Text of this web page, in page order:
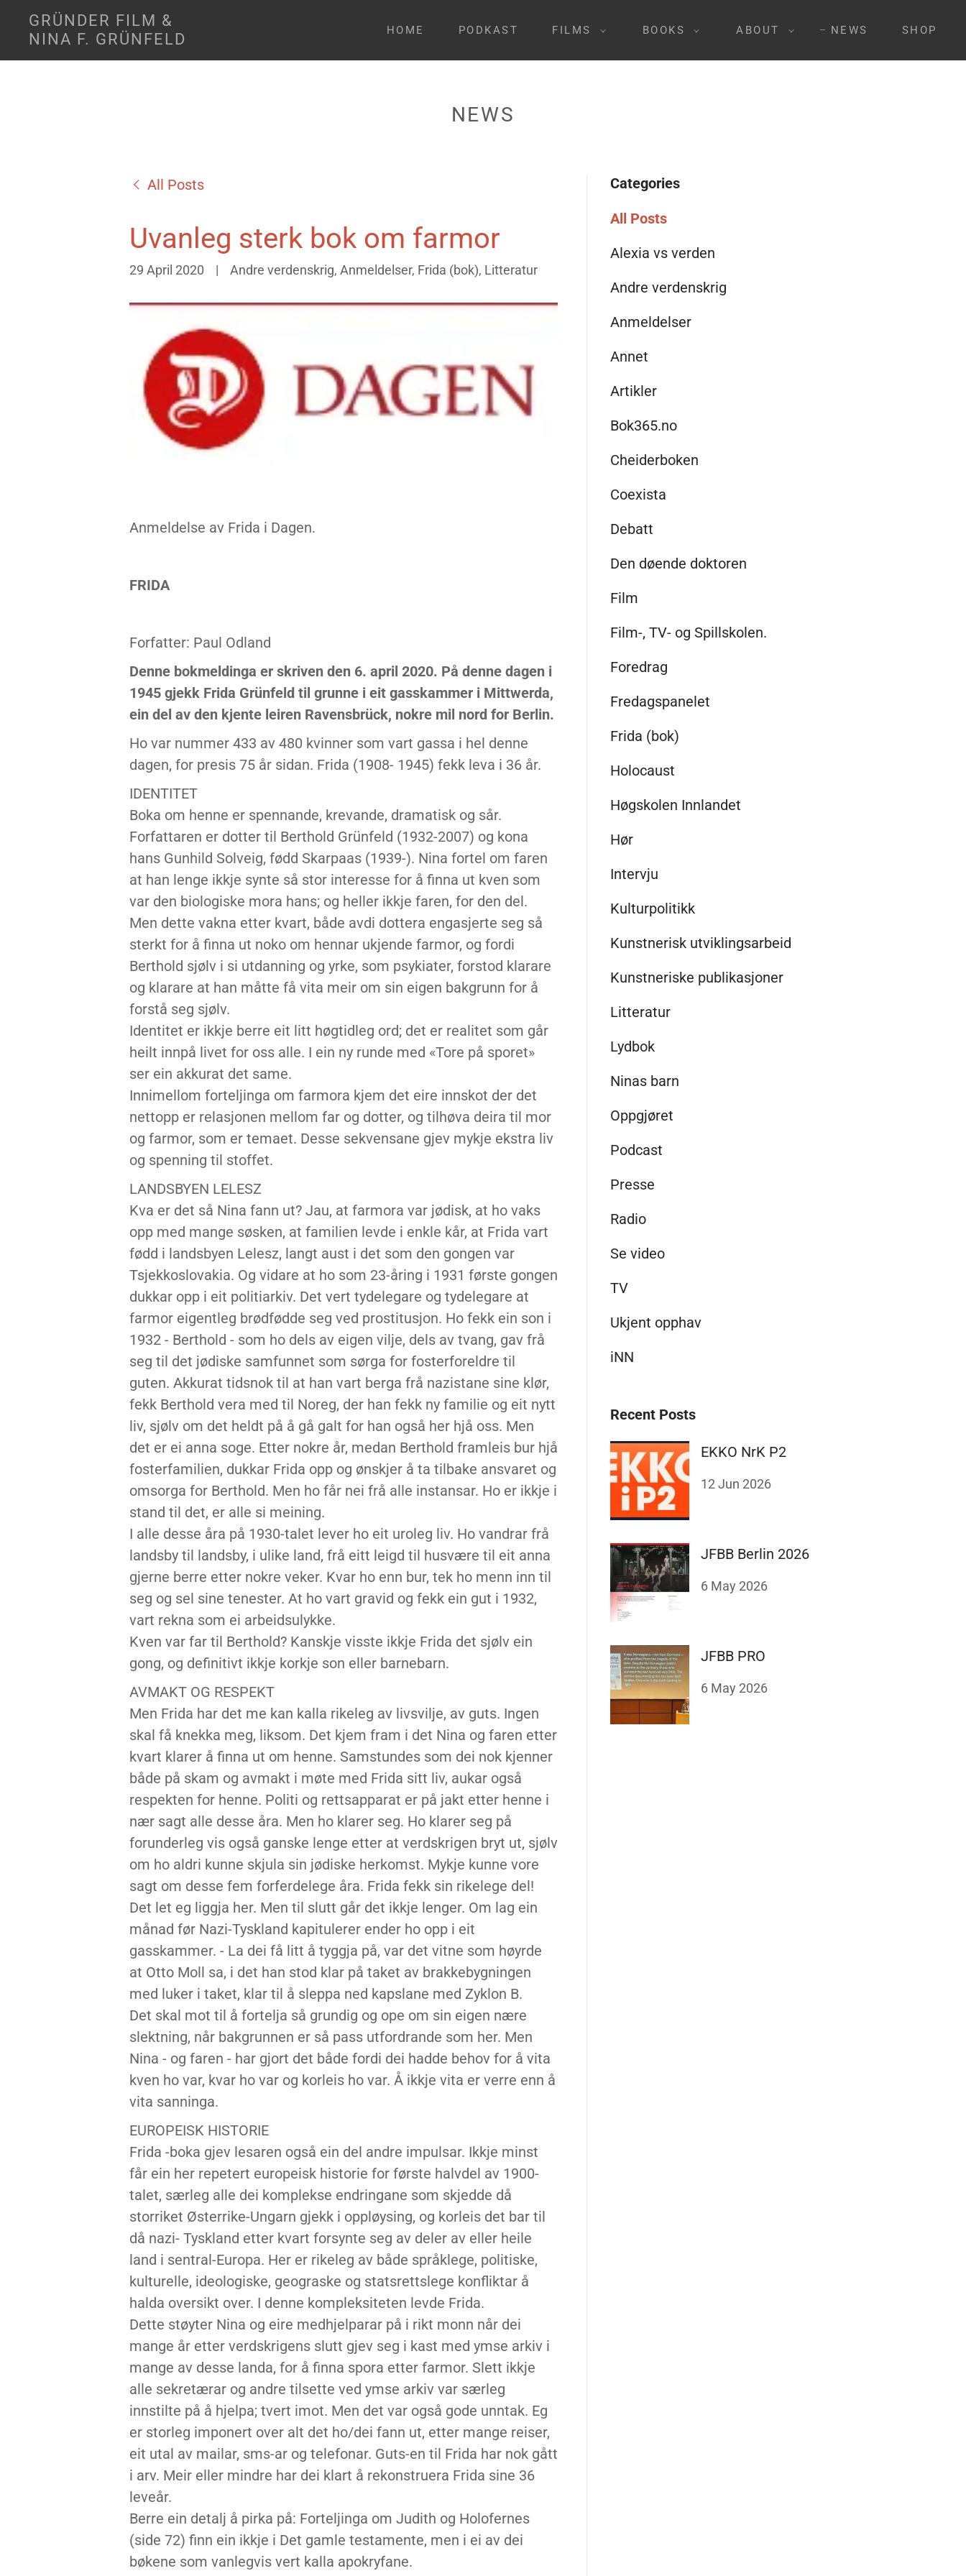
GRÜNDER FILM &
NINA F. GRÜNFELD
HOME PODKAST FILMS BOOKS ABOUT NEWS SHOP
NEWS
All Posts
Uvanleg sterk bok om farmor
29 April 2020 | Andre verdenskrig, Anmeldelser, Frida (bok), Litteratur
Anmeldelse av Frida i Dagen.
FRIDA
Forfatter: Paul Odland
Denne bokmeldinga er skriven den 6. april 2020. På denne dagen i
1945 gjekk Frida Grünfeld til grunne i eit gasskammer i Mittwerda,
ein del av den kjente leiren Ravensbrück, nokre mil nord for Berlin.
Ho var nummer 433 av 480 kvinner som vart gassa i hel denne
dagen, for presis 75 år sidan. Frida (1908- 1945) fekk leva i 36 år.
IDENTITET
Boka om henne er spennande, krevande, dramatisk og sår.
Forfattaren er dotter til Berthold Grünfeld (1932-2007) og kona
hans Gunhild Solveig, fødd Skarpaas (1939-). Nina fortel om faren
at han lenge ikkje synte så stor interesse for å finna ut kven som
var den biologiske mora hans; og heller ikkje faren, for den del.
Men dette vakna etter kvart, både avdi dottera engasjerte seg så
sterkt for å finna ut noko om hennar ukjende farmor, og fordi
Berthold sjølv i si utdanning og yrke, som psykiater, forstod klarare
og klarare at han måtte få vita meir om sin eigen bakgrunn for å
forstå seg sjølv.
Identitet er ikkje berre eit litt høgtidleg ord; det er realitet som går
heilt innpå livet for oss alle. I ein ny runde med «Tore på sporet»
ser ein akkurat det same.
Innimellom forteljinga om farmora kjem det eire innskot der det
nettopp er relasjonen mellom far og dotter, og tilhøva deira til mor
og farmor, som er temaet. Desse sekvensane gjev mykje ekstra liv
og spenning til stoffet.
LANDSBYEN LELESZ
Kva er det så Nina fann ut? Jau, at farmora var jødisk, at ho vaks
opp med mange søsken, at familien levde i enkle kår, at Frida vart
fødd i landsbyen Lelesz, langt aust i det som den gongen var
Tsjekkoslovakia. Og vidare at ho som 23-åring i 1931 første gongen
dukkar opp i eit politiarkiv. Det vert tydelegare og tydelegare at
farmor eigentleg brødfødde seg ved prostitusjon. Ho fekk ein son i
1932 - Berthold - som ho dels av eigen vilje, dels av tvang, gav frå
seg til det jødiske samfunnet som sørga for fosterforeldre til
guten. Akkurat tidsnok til at han vart berga frå nazistane sine klør,
fekk Berthold vera med til Noreg, der han fekk ny familie og eit nytt
liv, sjølv om det heldt på å gå galt for han også her hjå oss. Men
det er ei anna soge. Etter nokre år, medan Berthold framleis bur hjå
fosterfamilien, dukkar Frida opp og ønskjer å ta tilbake ansvaret og
omsorga for Berthold. Men ho får nei frå alle instansar. Ho er ikkje i
stand til det, er alle si meining.
I alle desse åra på 1930-talet lever ho eit uroleg liv. Ho vandrar frå
landsby til landsby, i ulike land, frå eitt leigd til husvære til eit anna
gjerne berre etter nokre veker. Kvar ho enn bur, tek ho menn inn til
seg og sel sine tenester. At ho vart gravid og fekk ein gut i 1932,
vart rekna som ei arbeidsulykke.
Kven var far til Berthold? Kanskje visste ikkje Frida det sjølv ein
gong, og definitivt ikkje korkje son eller barnebarn.
AVMAKT OG RESPEKT
Men Frida har det me kan kalla rikeleg av livsvilje, av guts. Ingen
skal få knekka meg, liksom. Det kjem fram i det Nina og faren etter
kvart klarer å finna ut om henne. Samstundes som dei nok kjenner
både på skam og avmakt i møte med Frida sitt liv, aukar også
respekten for henne. Politi og rettsapparat er på jakt etter henne i
nær sagt alle desse åra. Men ho klarer seg. Ho klarer seg på
forunderleg vis også ganske lenge etter at verdskrigen bryt ut, sjølv
om ho aldri kunne skjula sin jødiske herkomst. Mykje kunne vore
sagt om desse fem forferdelege åra. Frida fekk sin rikelege del!
Det let eg liggja her. Men til slutt går det ikkje lenger. Om lag ein
månad før Nazi-Tyskland kapitulerer ender ho opp i eit
gasskammer. - La dei få litt å tyggja på, var det vitne som høyrde
at Otto Moll sa, i det han stod klar på taket av brakkebygningen
med luker i taket, klar til å sleppa ned kapslane med Zyklon B.
Det skal mot til å fortelja så grundig og ope om sin eigen nære
slektning, når bakgrunnen er så pass utfordrande som her. Men
Nina - og faren - har gjort det både fordi dei hadde behov for å vita
kven ho var, kvar ho var og korleis ho var. Å ikkje vita er verre enn å
vita sanninga.
EUROPEISK HISTORIE
Frida -boka gjev lesaren også ein del andre impulsar. Ikkje minst
får ein her repetert europeisk historie for første halvdel av 1900-
talet, særleg alle dei komplekse endringane som skjedde då
storriket Østerrike-Ungarn gjekk i oppløysing, og korleis det bar til
då nazi- Tyskland etter kvart forsynte seg av deler av eller heile
land i sentral-Europa. Her er rikeleg av både språklege, politiske,
kulturelle, ideologiske, geograske og statsrettslege konfliktar å
halda oversikt over. I denne kompleksiteten levde Frida.
Dette støyter Nina og eire medhjelparar på i rikt monn når dei
mange år etter verdskrigens slutt gjev seg i kast med ymse arkiv i
mange av desse landa, for å finna spora etter farmor. Slett ikkje
alle sekretærar og andre tilsette ved ymse arkiv var særleg
innstilte på å hjelpa; tvert imot. Men det var også gode unntak. Eg
er storleg imponert over alt det ho/dei fann ut, etter mange reiser,
eit utal av mailar, sms-ar og telefonar. Guts-en til Frida har nok gått
i arv. Meir eller mindre har dei klart å rekonstruera Frida sine 36
leveår.
Berre ein detalj å pirka på: Forteljinga om Judith og Holofernes
(side 72) finn ein ikkje i Det gamle testamente, men i ei av dei
bøkene som vanlegvis vert kalla apokryfane.
Categories
All Posts
Alexia vs verden
Andre verdenskrig
Anmeldelser
Annet
Artikler
Bok365.no
Cheiderboken
Coexista
Debatt
Den døende doktoren
Film
Film-, TV- og Spillskolen.
Foredrag
Fredagspanelet
Frida (bok)
Holocaust
Høgskolen Innlandet
Hør
Intervju
Kulturpolitikk
Kunstnerisk utviklingsarbeid
Kunstneriske publikasjoner
Litteratur
Lydbok
Ninas barn
Oppgjøret
Podcast
Presse
Radio
Se video
TV
Ukjent opphav
iNN
Recent Posts
EKKO NrK P2
12 Jun 2026
JFBB Berlin 2026
6 May 2026
JFBB PRO
6 May 2026